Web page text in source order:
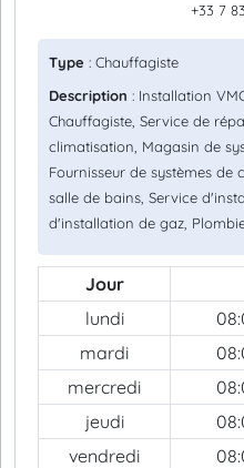
+33 7
Type : Chauffagiste
Description : Installation
Chauffagiste, Service de
climatisation, Magasin de
Fournisseur de systèmes de
salle de bains, Service
d'installation de gaz,
Jour
lundi
mardi
mercredi
jeudi
vendredi